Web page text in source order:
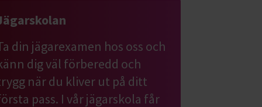
din jägarexamen hos oss och
dig väl förberedd och
när du kliver ut på ditt
pass. I vår jägarskola får